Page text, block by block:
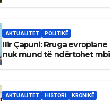
AKTUALITET POLITIKË
Ilir Çapuni: Rruga evropiane
nuk mund të ndërtohet mbi
AKTUALITET HISTORI KRONIKË